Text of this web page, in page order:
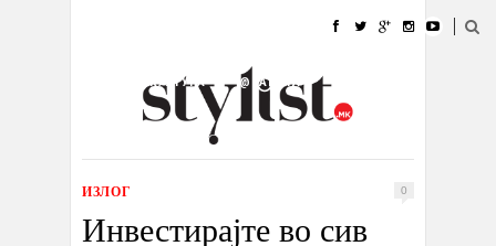
УБАВИНА
КУЛТУРА @РАБОТА
ИЗЛОГ
ИЗЛОГ 0
Инвестирајте во сив